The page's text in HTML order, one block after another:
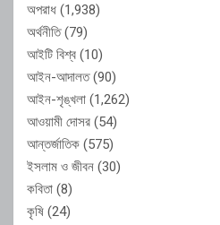
অপরাধ (1,938)
অর্থনীতি(79)
আইটি বিশ্ব (10)
আইন-আদালত(90)
আইন-শৃঙ্খলা (1,262)
আওয়ামী দোসর (54)
আন্তর্জাতিক (575)
ইসলাম ও জীবন (30)
কবিতা (8)
কৃষি (24)